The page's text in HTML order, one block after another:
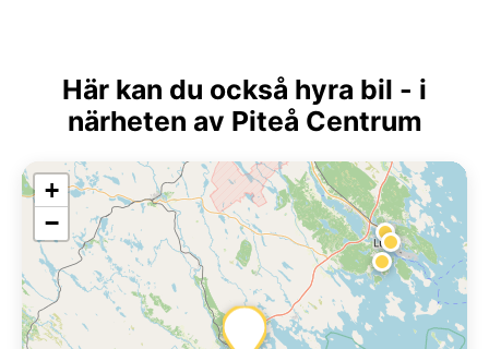
Här kan du också hyra bil - i
närheten av Piteå Centrum
+
−